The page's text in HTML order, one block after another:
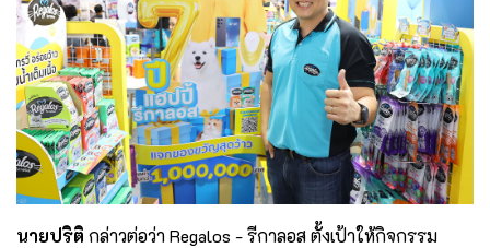
นายปริติ กล่าวต่อว่า Regalos - รีกาลอส ตั้งเป้าให้กิจกรรม